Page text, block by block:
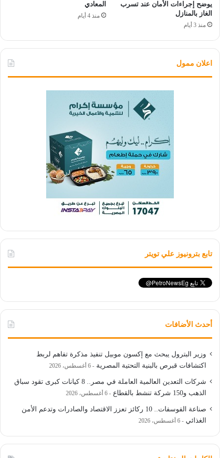
يوضح إجراءات الأمان عند تسرب
الغاز بالمنازل
منذ 3 أيام
المعادي
منذ 4 أيام
اعلان ممول
تابع بترونيوز علي تويتر
أحدث الأضافات
وزير البترول يبحث مع إكسون موبيل تنفيذ مذكرة تفاهم لربط
اكتشافات قبرص بالبنية التحتية المصرية
6 أغسطس، 2026
شركات التعدين العالمية العاملة في مصر.. 8 كيانات كبرى تقود سباق
الذهب و150 شركة تنشط بالقطاع
6 أغسطس، 2026
صناعة الفوسفات.. 10 ركائز تعزز الاقتصاد والصادرات وتدعم الأمن
الغذائي
6 أغسطس، 2026